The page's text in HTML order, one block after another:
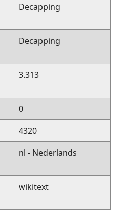
Decapping
Decapping
3.313
0
4320
nl - Nederlands
wikitext